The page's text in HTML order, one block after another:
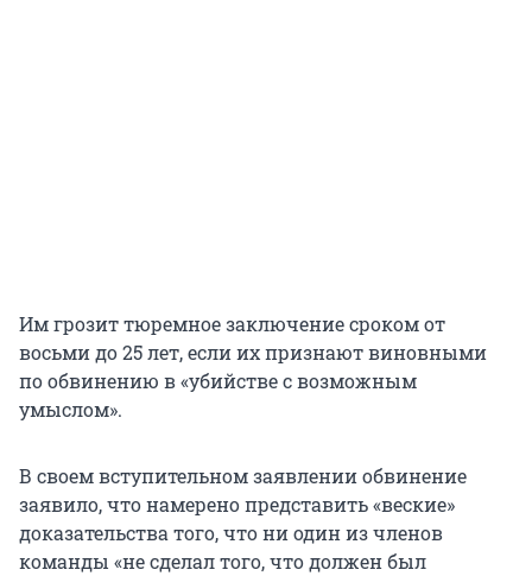
Им грозит тюремное заключение сроком от
восьми до 25 лет, если их признают виновными
по обвинению в «убийстве с возможным
умыслом».
В своем вступительном заявлении обвинение
заявило, что намерено представить «веские»
доказательства того, что ни один из членов
команды «не сделал того, что должен был